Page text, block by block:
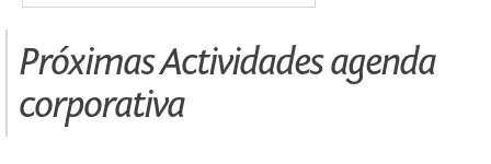
Próximas Actividades agenda
corporativa